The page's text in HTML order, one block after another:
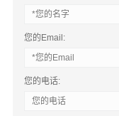
您的Email:
您的电话: